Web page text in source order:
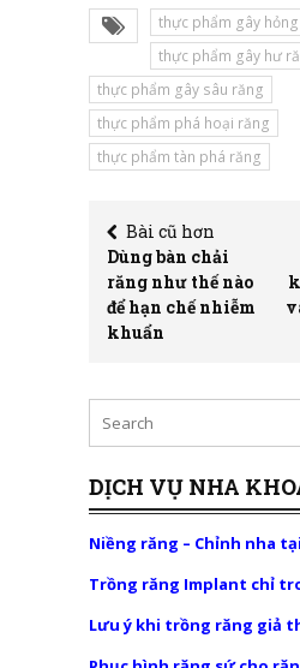
thực phẩm gây
thực phẩm gây hư
thực phẩm gây sâu răng
thực phẩm phá hoại răng
thực phẩm tàn phá răng
Bài cũ hơn
Dùng bàn chải
răng như thế nào
để hạn chế nhiễm
khuẩn
DỊCH VỤ NHA
Niềng răng – Chỉnh nha
Trồng răng Implant chỉ
Lưu ý khi trồng răng giả